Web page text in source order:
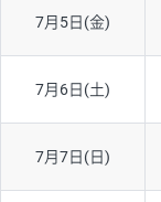
EUR/GBP
EUR/AUD
GBP/AUD
7月5日(金)
7月6日(土)
7月7日(日)